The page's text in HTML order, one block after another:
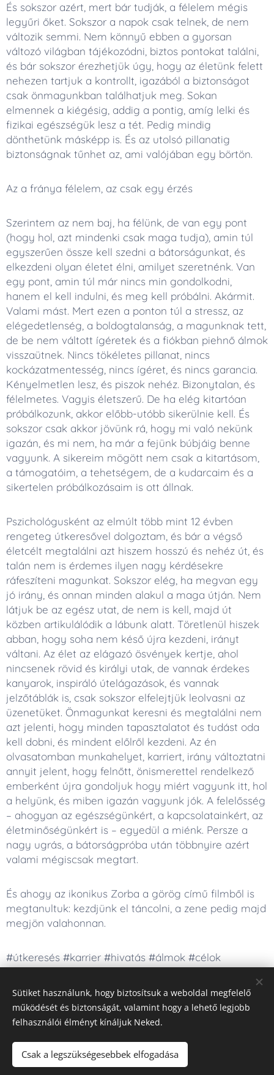
És sokszor azért, mert bár tudják, a félelem mégis
legyűri őket. Sokszor a napok csak telnek, de nem
változik semmi. Nem könnyű ebben a gyorsan
változó világban tájékozódni, biztos pontokat találni,
és bár sokszor érezhetjük úgy, hogy az életünk felett
nehezen tartjuk a kontrollt, igazából a biztonságot
csak önmagunkban találhatjuk meg. Sokan
elmennek a kiégésig, addig a pontig, amíg lelki és
fizikai egészségük lesz a tét. Pedig mindig
dönthetünk másképp is. És az utolsó pillanatig
biztonságnak tűnhet az, ami valójában egy börtön.
Az a fránya félelem, az csak egy érzés
Szerintem az nem baj, ha félünk, de van egy pont
(hogy hol, azt mindenki csak maga tudja), amin túl
egyszerűen össze kell szedni a bátorságunkat, és
elkezdeni olyan életet élni, amilyet szeretnénk. Van
egy pont, amin túl már nincs min gondolkodni,
hanem el kell indulni, és meg kell próbálni. Akármit.
Valami mást. Mert ezen a ponton túl a stressz, az
elégedetlenség, a boldogtalanság, a magunknak tett,
de be nem váltott ígéretek és a fiókban piehnő álmok
visszaütnek. Nincs tökéletes pillanat, nincs
kockázatmentesség, nincs ígéret, és nincs garancia.
Kényelmetlen lesz, és piszok nehéz. Bizonytalan, és
félelmetes. Vagyis életszerű. De ha elég kitartóan
próbálkozunk, akkor előbb-utóbb sikerülnie kell. És
sokszor csak akkor jövünk rá, hogy mi való nekünk
igazán, és mi nem, ha már a fejünk búbjáig benne
vagyunk. A sikereim mögött nem csak a kitartásom,
a támogatóim, a tehetségem, de a kudarcaim és a
sikertelen próbálkozásaim is ott állnak.
Pszichológusként az elmúlt több mint 12 évben
rengeteg útkeresővel dolgoztam, és bár a végső
életcélt megtalálni azt hiszem hosszú és nehéz út, és
talán nem is érdemes ilyen nagy kérdésekre
ráfeszíteni magunkat. Sokszor elég, ha megvan egy
jó irány, és onnan minden alakul a maga útján. Nem
látjuk be az egész utat, de nem is kell, majd út
közben artikulálódik a lábunk alatt. Töretlenül hiszek
abban, hogy soha nem késő újra kezdeni, irányt
váltani. Az élet az elágazó ösvények kertje, ahol
nincsenek rövid és királyi utak, de vannak érdekes
kanyarok, inspiráló útelágazások, és vannak
jelzőtáblák is, csak sokszor elfelejtjük leolvasni az
üzenetüket. Önmagunkat keresni és megtalálni nem
azt jelenti, hogy minden tapasztalatot és tudást oda
kell dobni, és mindent előlről kezdeni. Az én
olvasatomban munkahelyet, karriert, irány változtatni
annyit jelent, hogy felnőtt, önismerettel rendelkező
emberként újra gondoljuk hogy miért vagyunk itt, hol
a helyünk, és miben igazán vagyunk jók. A felelősség
– ahogyan az egészségünkért, a kapcsolatainkért, az
életminőségünkért is – egyedül a miénk. Persze a
nagy ugrás, a bátorságpróba után többnyire azért
valami mégiscsak megtart.
És ahogy az ikonikus Zorba a görög című filmből is
megtanultuk: kezdjünk el táncolni, a zene pedig majd
megjön valahonnan.
#útkeresés #karrier #hivatás #álmok #célok
Share
Sütiket használunk, hogy biztosítsuk a weboldal megfelelő
működését és biztonságát, valamint hogy a lehető legjobb
felhasználói élményt kínáljuk Neked.
Csak a legszükségesebbek elfogadása